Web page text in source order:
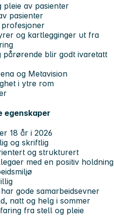
pleie av pasienter
pasienter
profesjoner
og kartlegginger ut fra
pårørende blir godt ivaretatt
og Metavision
i ytre rom
egenskaper
18 år i 2026
og skriftlig
og strukturert
med en positiv holdning
gode samarbeidsevner
natt og helg i sommer
fra stell og pleie